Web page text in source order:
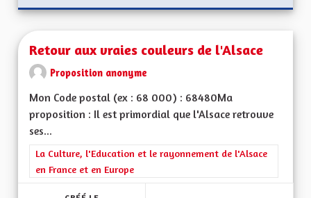
Retour aux vraies couleurs de l'Alsace
Proposition anonyme
Mon Code postal (ex : 68 000) : 68480Ma
proposition : Il est primordial que l'Alsace retrouve
ses...
Filtrer les résultats de la catégorie : La Culture, l'Education et
La Culture, l'Education et le rayonnement de l'Alsace
en France et en Europe